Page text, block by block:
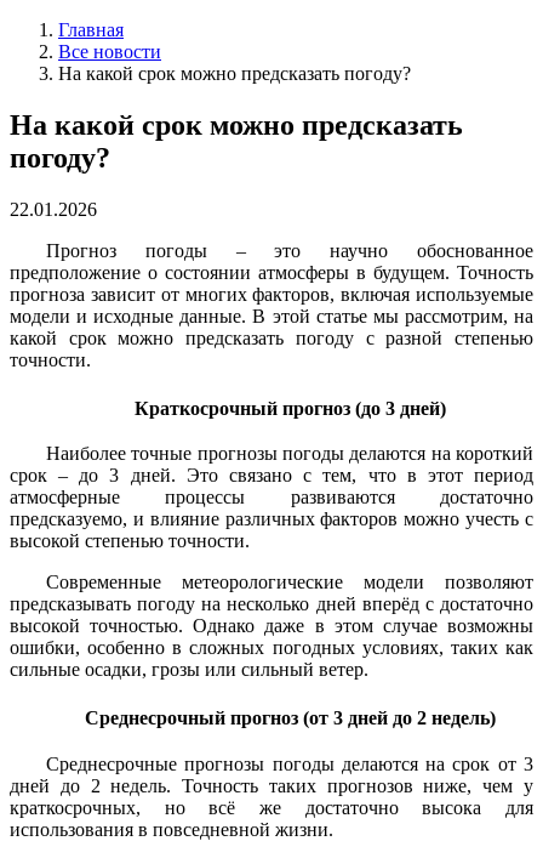
Главная
Все новости
На какой срок можно предсказать погоду?
На какой срок можно предсказать
погоду?
22.01.2026
Прогноз погоды – это научно обоснованное
предположение о состоянии атмосферы в будущем. Точность
прогноза зависит от многих факторов, включая используемые
модели и исходные данные. В этой статье мы рассмотрим, на
какой срок можно предсказать погоду с разной степенью
точности.
Краткосрочный прогноз (до 3 дней)
Наиболее точные прогнозы погоды делаются на короткий
срок – до 3 дней. Это связано с тем, что в этот период
атмосферные процессы развиваются достаточно
предсказуемо, и влияние различных факторов можно учесть с
высокой степенью точности.
Современные метеорологические модели позволяют
предсказывать погоду на несколько дней вперёд с достаточно
высокой точностью. Однако даже в этом случае возможны
ошибки, особенно в сложных погодных условиях, таких как
сильные осадки, грозы или сильный ветер.
Среднесрочный прогноз (от 3 дней до 2 недель)
Среднесрочные прогнозы погоды делаются на срок от 3
дней до 2 недель. Точность таких прогнозов ниже, чем у
краткосрочных, но всё же достаточно высока для
использования в повседневной жизни.